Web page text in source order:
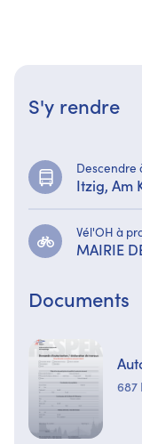
S'y rendre
Descendre
Itzig, Am
Vél'OH à
MAIRIE
Documents
687